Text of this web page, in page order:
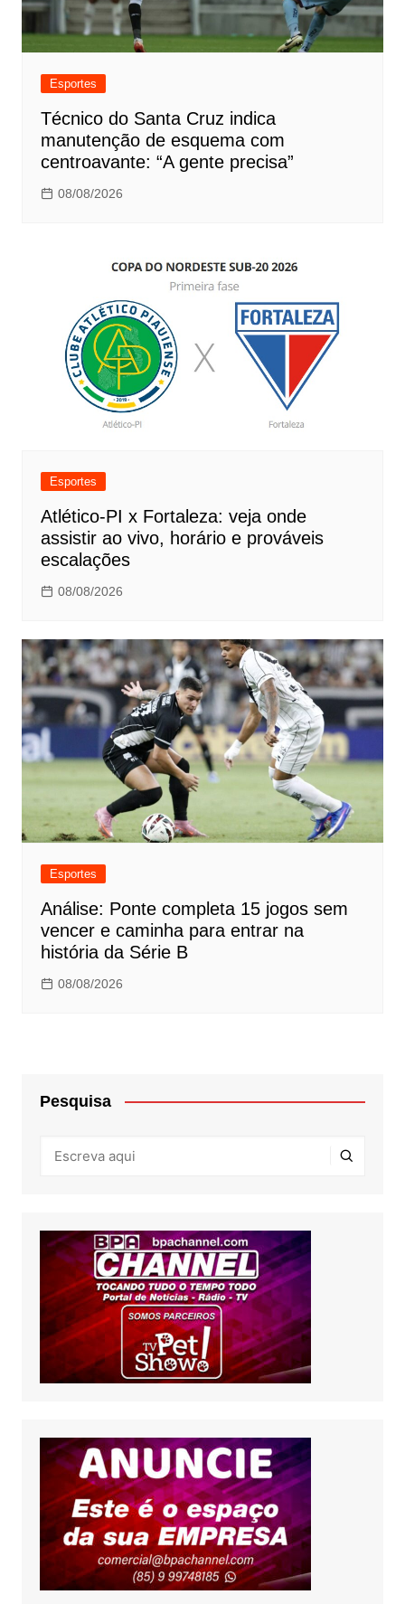
Esportes
Técnico do Santa Cruz indica
manutenção de esquema com
centroavante: “A gente precisa”
08/08/2026
Esportes
Atlético-PI x Fortaleza: veja onde
assistir ao vivo, horário e prováveis
escalações
08/08/2026
Esportes
Análise: Ponte completa 15 jogos sem
vencer e caminha para entrar na
história da Série B
08/08/2026
Pesquisa